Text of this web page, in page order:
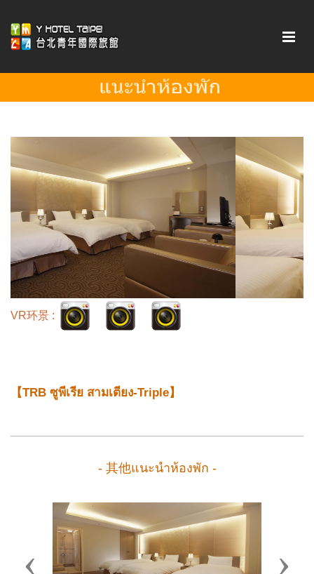
VR环景 :
【TRB ซูพีเรีย สามเตียง-Triple】
- 其他แนะนำห้องพัก -
Previous Next